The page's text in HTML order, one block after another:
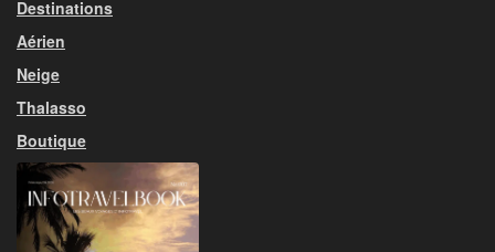
Destinations
Aérien
Neige
Thalasso
Boutique